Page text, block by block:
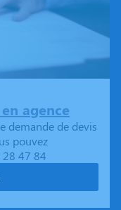
agence
demande de devis
pouvez
47 84